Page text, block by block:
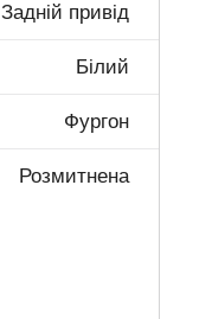
Задній привід
Білий
Фургон
Розмитнена